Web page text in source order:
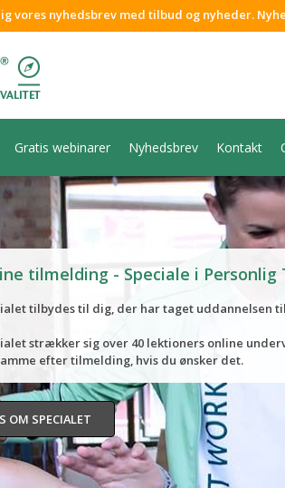
vores nyhedsbrev med tilbud og nyheder.
Gratis webinarer Nyhedsbrev Kontakt
tilmelding - Speciale i
tilbydes til dig, der har taget uddannelsen
strækker sig over 40 lektioners online
efter tilmelding, hvis du ønsker det.
OM SPECIALET